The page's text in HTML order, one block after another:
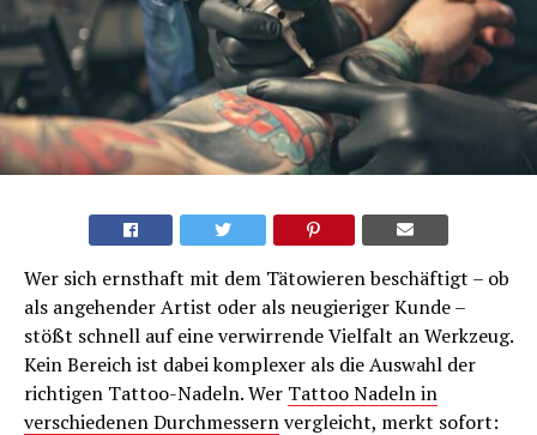
Wer sich ernsthaft mit dem Tätowieren beschäftigt – ob
als angehender Artist oder als neugieriger Kunde –
stößt schnell auf eine verwirrende Vielfalt an Werkzeug.
Kein Bereich ist dabei komplexer als die Auswahl der
richtigen Tattoo-Nadeln. Wer Tattoo Nadeln in
verschiedenen Durchmessernvergleicht, merkt sofort: